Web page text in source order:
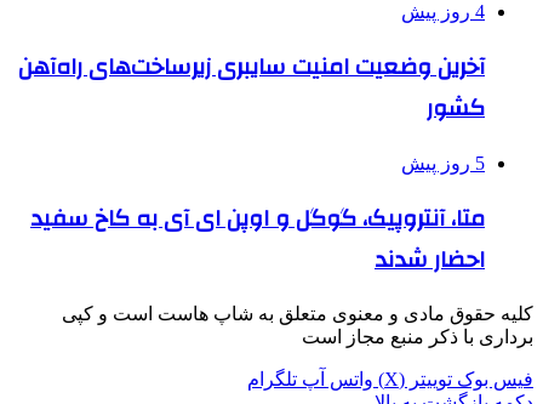
4 روز پیش
آخرین وضعیت امنیت سایبری زیرساخت‌های راه‌آهن
کشور
5 روز پیش
متا، آنتروپیک، گوگل و اوپن ای آی به کاخ سفید
احضار شدند
کلیه حقوق مادی و معنوی متعلق به شاپ هاست است و کپی
برداری با ذکر منبع مجاز است
فیس بوک توییتر (X) واتس آپ تلگرام